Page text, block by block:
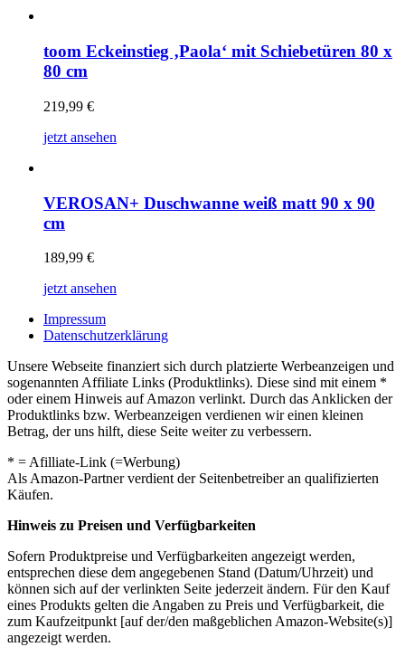
toom Eckeinstieg ‚Paola‘ mit Schiebetüren 80 x
80 cm
219,99 €
jetzt ansehen
VEROSAN+ Duschwanne weiß matt 90 x 90
cm
189,99 €
jetzt ansehen
Impressum
Datenschutzerklärung
Unsere Webseite finanziert sich durch platzierte Werbeanzeigen und
sogenannten Affiliate Links (Produktlinks). Diese sind mit einem *
oder einem Hinweis auf Amazon verlinkt. Durch das Anklicken der
Produktlinks bzw. Werbeanzeigen verdienen wir einen kleinen
Betrag, der uns hilft, diese Seite weiter zu verbessern.
* = Afilliate-Link (=Werbung)
Als Amazon-Partner verdient der Seitenbetreiber an qualifizierten
Käufen.
Hinweis zu Preisen und Verfügbarkeiten
Sofern Produktpreise und Verfügbarkeiten angezeigt werden,
entsprechen diese dem angegebenen Stand (Datum/Uhrzeit) und
können sich auf der verlinkten Seite jederzeit ändern. Für den Kauf
eines Produkts gelten die Angaben zu Preis und Verfügbarkeit, die
zum Kaufzeitpunkt [auf der/den maßgeblichen Amazon-Website(s)]
angezeigt werden.